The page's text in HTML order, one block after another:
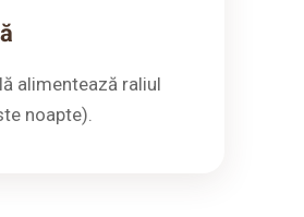
alimentează raliul
noapte).